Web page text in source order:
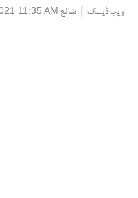
ویب ڈیسک | شائع 11:35 AM